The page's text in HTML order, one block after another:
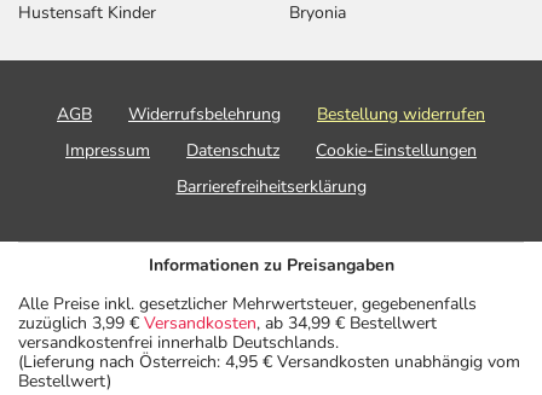
Hustensaft Kinder
Bryonia
AGB Widerrufsbelehrung
Bestellung widerrufen
Impressum
Datenschutz
Cookie-Einstellungen
Barrierefreiheitserklärung
Informationen zu Preisangaben
Alle Preise inkl. gesetzlicher Mehrwertsteuer, gegebenenfalls
zuzüglich 3,99 € Versandkosten, ab 34,99 € Bestellwert
versandkostenfrei innerhalb Deutschlands.
(Lieferung nach Österreich: 4,95 € Versandkosten unabhängig vom
Bestellwert)